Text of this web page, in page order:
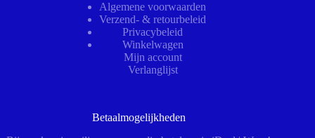
Algemene voorwaarden
Verzend- & retourbeleid
Privacybeleid
Winkelwagen
Mijn account
Verlanglijst
Betaalmogelijkheden